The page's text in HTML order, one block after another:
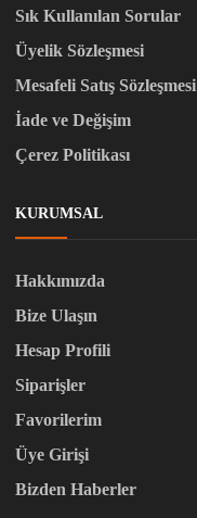
Sık Kullanılan Sorular
Üyelik Sözleşmesi
Mesafeli Satış Sözleşmesi
İade ve Değişim
Çerez Politikası
KURUMSAL
Hakkımızda
Bize Ulaşın
Hesap Profili
Siparişler
Favorilerim
Üye Girişi
Bizden Haberler